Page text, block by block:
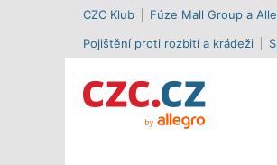
CZC Klub Fúze Mall Group a
Pojištění proti rozbití a krádeži